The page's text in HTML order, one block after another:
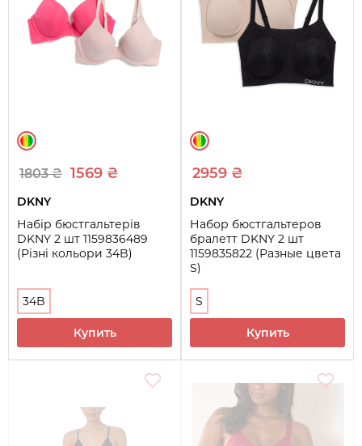
1803 ₴ 1569 ₴
DKNY
Набір бюстгальтерів
DKNY 2 шт 1159836489
(Різні кольори 34B)
34B
Купить
2959 ₴
DKNY
Набор бюстгальтеров
бралетт DKNY 2 шт
1159835822 (Разные цвета
S)
S
Купить